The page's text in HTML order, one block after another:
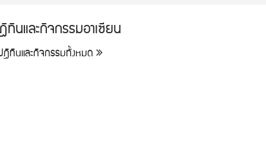
ทินและกิจกรรมอาเซียน
ทินและกิจกรรมทั้งหมด